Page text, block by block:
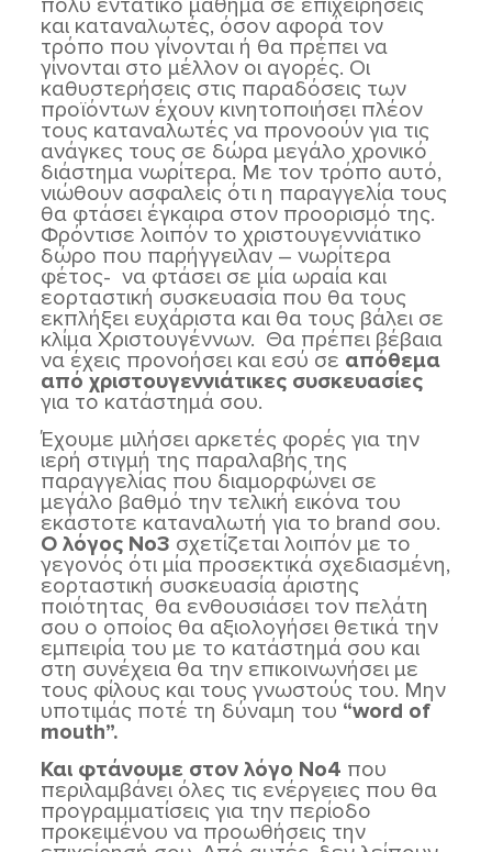
πολύ εντατικό μάθημα σε επιχειρήσεις
και καταναλωτές, όσον αφορά τον
τρόπο που γίνονται ή θα πρέπει να
γίνονται στο μέλλον οι αγορές. Οι
καθυστερήσεις στις παραδόσεις των
προϊόντων έχουν κινητοποιήσει πλέον
τους καταναλωτές να προνοούν για τις
ανάγκες τους σε δώρα μεγάλο χρονικό
διάστημα νωρίτερα. Με τον τρόπο αυτό,
νιώθουν ασφαλείς ότι η παραγγελία τους
θα φτάσει έγκαιρα στον προορισμό της.
Φρόντισε λοιπόν το χριστουγεννιάτικο
δώρο που παρήγγειλαν – νωρίτερα
φέτος- να φτάσει σε μία ωραία και
εορταστική συσκευασία που θα τους
εκπλήξει ευχάριστα και θα τους βάλει σε
κλίμα Χριστουγέννων. Θα πρέπει βέβαια
να έχεις προνοήσει και εσύ σε απόθεμα
από χριστουγεννιάτικες συσκευασίες
για το κατάστημά σου.
Έχουμε μιλήσει αρκετές φορές για την
ιερή στιγμή της παραλαβής της
παραγγελίας που διαμορφώνει σε
μεγάλο βαθμό την τελική εικόνα του
εκάστοτε καταναλωτή για το brand σου.
Ο λόγος Νο3 σχετίζεται λοιπόν με το
γεγονός ότι μία προσεκτικά σχεδιασμένη,
εορταστική συσκευασία άριστης
ποιότητας θα ενθουσιάσει τον πελάτη
σου ο οποίος θα αξιολογήσει θετικά την
εμπειρία του με το κατάστημά σου και
στη συνέχεια θα την επικοινωνήσει με
τους φίλους και τους γνωστούς του. Μην
υποτιμάς ποτέ τη δύναμη του “word of
mouth”.
Και φτάνουμε στον λόγο Νο4 που
περιλαμβάνει όλες τις ενέργειες που θα
προγραμματίσεις για την περίοδο
προκειμένου να προωθήσεις την